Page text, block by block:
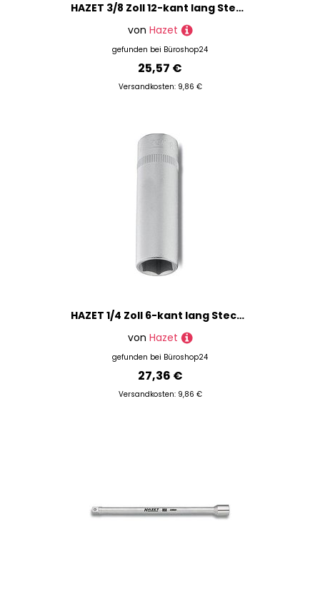
HAZET 3/8 Zoll 12-kant lang Steckschlüsseleinsatz Größe: 10,0 mm
von Hazet
gefunden bei Büroshop24
25,57 €
Versandkosten: 9,86 €
HAZET 1/4 Zoll 6-kant lang Steckschlüsseleinsatz Größe: 11,0 mm
von Hazet
gefunden bei Büroshop24
27,36 €
Versandkosten: 9,86 €